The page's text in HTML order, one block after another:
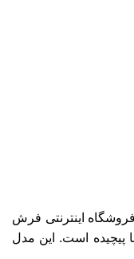
فروشگاه اینترنتی فرش
پیچیده است. این مدل